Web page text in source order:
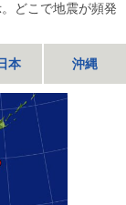
どこで地震が頻発
本 沖縄